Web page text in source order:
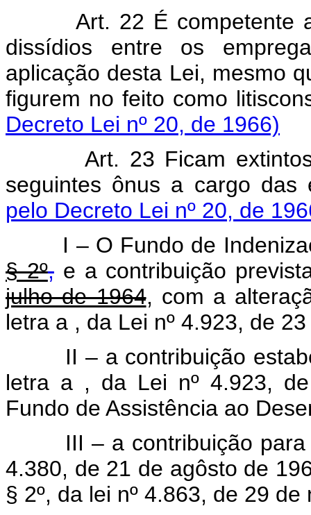
Art. 22 É competente a
dissídios entre os
aplicação desta Lei, mesmo
figurem no feito como
Decreto Lei nº 20, de 1966)
Art. 23 Ficam extintos,
seguintes ônus a cargo das
pelo Decreto Lei nº 20, de
I – O Fundo de
§ 2º,e a contribuição
julho de 1964, com a
letra a , da Lei nº 4.923, de
II – a contribuição
letra a , da Lei nº 4.923,
Fundo de Assistência ao
III – a contribuição para o
4.380, de 21 de agôsto de
§ 2º, da lei nº 4.863, de 29